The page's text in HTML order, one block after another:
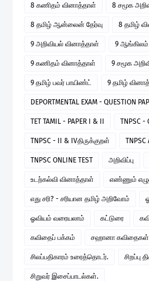
8 கணிதம் வினாத்தாள் 8 சமூக
8 தமிழ் ஆன்லைன் தேர்வு 8 தமிழ்
9 அறிவியல் வினாத்தாள் 9
9 கணிதம் வினாத்தாள் 9 சமூக
9 தமிழ் பவர் பாயிண்ட் 9 தமிழ்
DEPORTMENTAL EXAM - QUESTION
TET TAMIL - PAPER I & II TNPSC -
TNPSC - II & IVதிருக்குறள் TNPSC
TNPSC ONLINE TEST அறிவிப்பு
உடற்கல்வி வினாத்தாள் எண்ணும்
எது சரி? - சரியான தமிழ் அறிவோம்
ஓவியம் வரையலாம் கட்டுரை
கவிதைப் பக்கம் சஹானா கவிதைகள்
சிலப்பதிகாரம் உரைத்தொடர். சிறப்பு
சிறுவர் இசைப்பாடல்கள்.